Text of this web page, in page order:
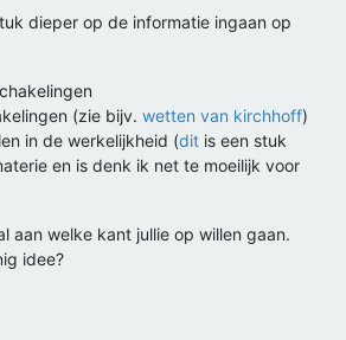
dieper op de informatie ingaan op
(zie bijv. wetten van kirchhoff)
in de werkelijkheid (dit is een stuk
en is denk ik net te moeilijk voor
aan welke kant jullie op willen gaan.
idee?